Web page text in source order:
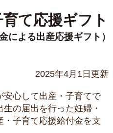
て応援ギフト
による出産応援ギフト）
2025年4月1日更新
安心して出産・子育てで
の届出を行った妊婦・
子育て応援給付金を支